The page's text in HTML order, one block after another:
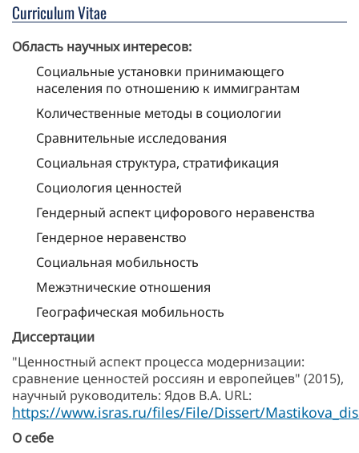
Curriculum Vitae
Область научных интересов:
Социальные установки принимающего
населения по отношению к иммигрантам
Количественные методы в социологии
Сравнительные исследования
Социальная структура, стратификация
Социология ценностей
Гендерный аспект цифорового неравенства
Гендерное неравенство
Социальная мобильность
Межэтнические отношения
Географическая мобильность
Диссертации
"Ценностный аспект процесса модернизации:
сравнение ценностей россиян и европейцев" (2015),
научный руководитель: Ядов В.А. URL:
https://www.isras.ru/files/File/Dissert/
О себе